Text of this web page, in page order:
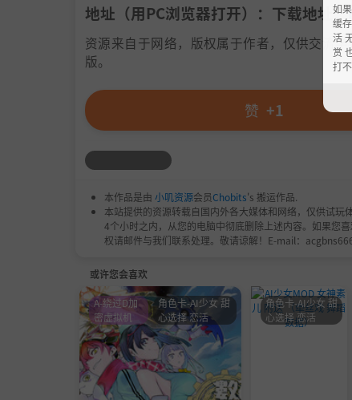
地址（用PC浏览器打开）：下载地址：
资源来自于网络，版权属于作者，仅供交流
版。
赞 +1
本作品是由 小叽资源会员Chobits's 搬运作品.
本站提供的资源转载自国内外各大媒体和网络，仅供试
4个小时之内，从您的电脑中彻底删除上述内容。如果您
权请邮件与我们联系处理。敬请谅解！E-mail：
或许您会喜欢
A-绕过D加
密虚拟机
角色卡-AI少女 甜
心选择 恋活
角色卡-AI少女 甜
心选择 恋活
如
缓
活
赏
打